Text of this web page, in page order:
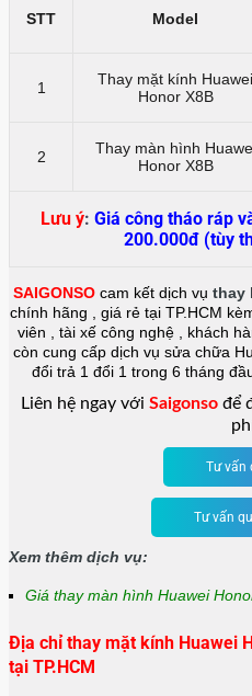
STT Model
1
Thay mặt kính Huawei
Honor X8B
2 Thay màn hình
Honor X8B
Lưu ý: Giá công tháo ráp
200.000đ (tùy
SAIGONSO cam kết dịch vụ thay
chính hãng , giá rẻ tại TP.HCM
viên , tài xế công nghệ , khách
còn cung cấp dịch vụ sửa chữa
đổi trả 1 đổi 1 trong 6 tháng
Liên hệ ngay với Saigonso để
Tư vấn
Tư vấn
Xem thêm dịch vụ:
Giá thay màn hình Huawei
Địa chỉ thay mặt kính Huawei
tại TP.HCM